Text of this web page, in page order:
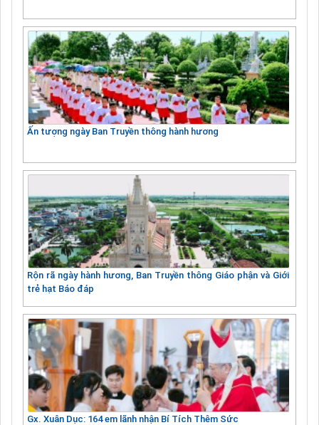
Ấn tượng ngày Ban Truyền thông hành hương
Rộn rã ngày hành hương, Ban Truyền thông Giáo phận và Giới
trẻ hạt Báo đáp
Gx. Xuân Dục: 164 em lãnh nhận Bí Tích Thêm Sức